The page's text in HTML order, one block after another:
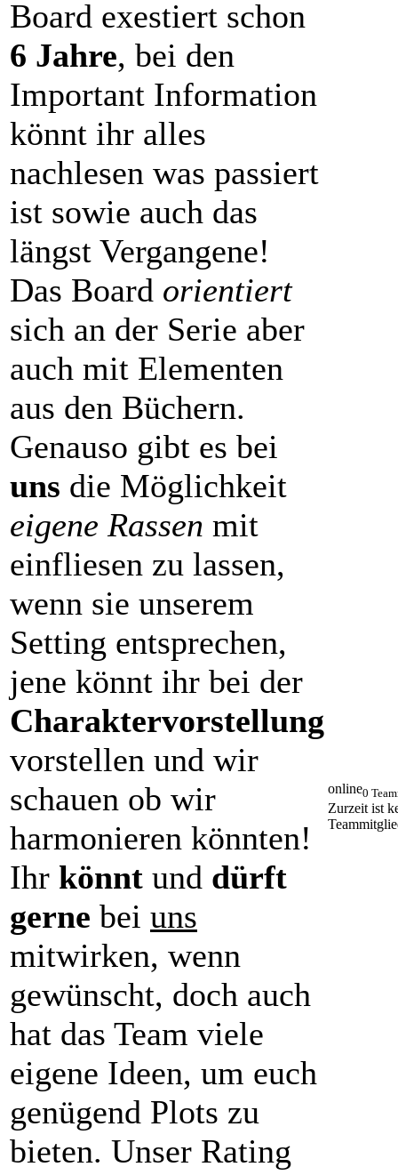
Board exestiert schon
6 Jahre, bei den
Important Information
könnt ihr alles
nachlesen was passiert
ist sowie auch das
längst Vergangene!
Das Board orientiert
sich an der Serie aber
auch mit Elementen
aus den Büchern.
Genauso gibt es bei
uns die Möglichkeit
eigene Rassen mit
einfliesen zu lassen,
wenn sie unserem
Setting entsprechen,
jene könnt ihr bei der
Charaktervorstellung
vorstellen und wir
schauen ob wir
harmonieren könnten!
Ihr könnt und dürft
gerne bei uns
mitwirken, wenn
gewünscht, doch auch
hat das Team viele
eigene Ideen, um euch
genügend Plots zu
bieten. Unser Rating
online0
Zurzeit ist